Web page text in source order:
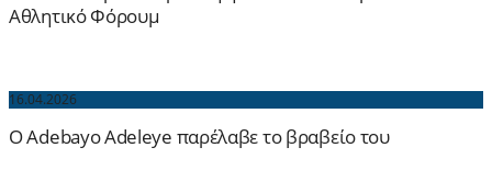
Αθλητικό Φόρουμ
16.04.2026
Ο Adebayo Adeleye παρέλαβε το βραβείο του